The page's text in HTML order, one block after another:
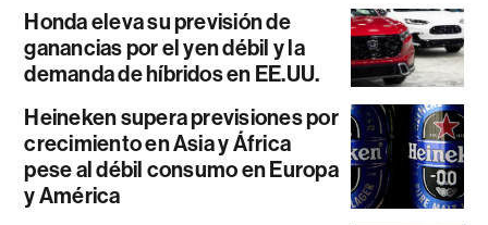
Honda eleva su previsión de
ganancias por el yen débil y la
demanda de híbridos en EE.UU.
Heineken supera previsiones por
crecimiento en Asia y África
pese al débil consumo en Europa
y América